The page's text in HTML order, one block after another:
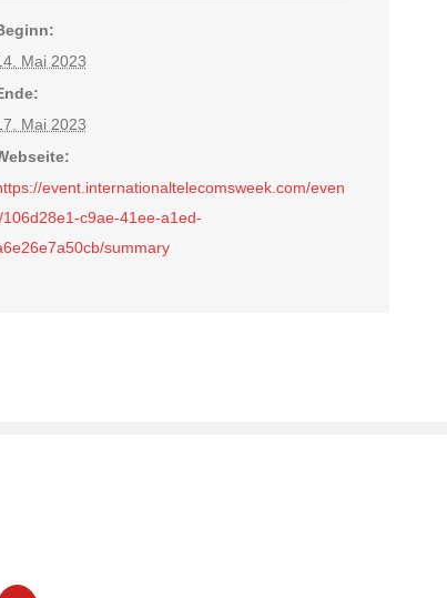
Mai 2023
Mai 2023
event.internationaltelecomsweek.com/even
106d28e1-c9ae-41ee-a1ed-
summary